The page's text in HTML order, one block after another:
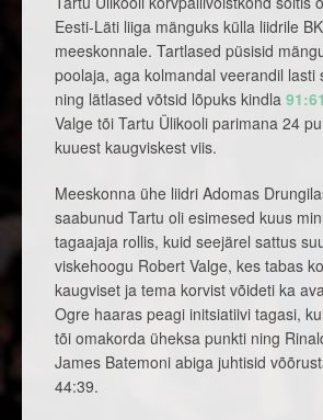
Eesti-Läti liiga mänguks külla liidrile
meeskonnale. Tartlased püsisid
poolaja, aga kolmandal veerandil lasti
ning lätlased võtsid lõpuks kindla 91:61
Valge tõi Tartu Ülikooli parimana 24
kuuest kaugviskest viis.
Meeskonna ühe liidri Adomas
saabunud Tartu oli esimesed kuus
tagaajaja rollis, kuid seejärel sattus
viskehoogu Robert Valge, kes tabas
kaugviset ja tema korvist võideti ka
Ogre haaras peagi initsiatiivi tagasi,
tõi omakorda üheksa punkti ning
James Batemoni abiga juhtisid
44:39.